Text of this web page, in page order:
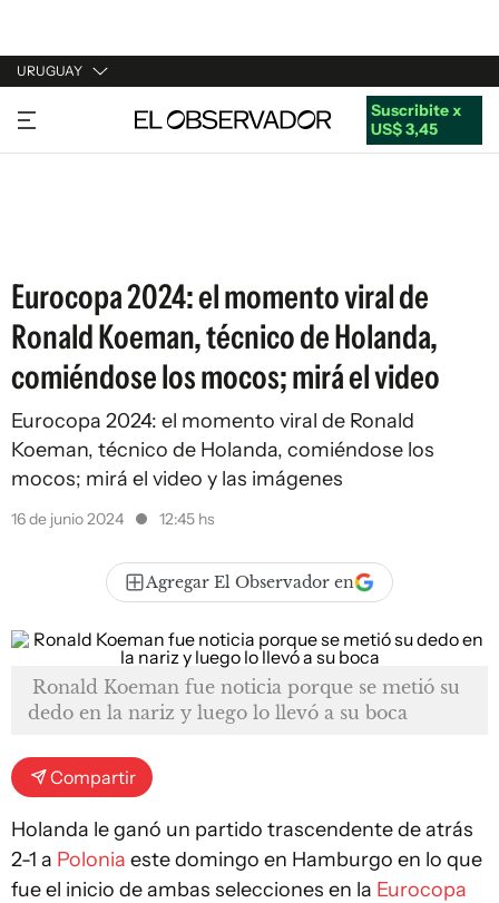
URUGUAY
URUGUAY
ARGENTINA
Suscribite x
US$ 3,45
Eurocopa 2024: el momento viral de
Ronald Koeman, técnico de Holanda,
comiéndose los mocos; mirá el video
Eurocopa 2024: el momento viral de Ronald
Koeman, técnico de Holanda, comiéndose los
mocos; mirá el video y las imágenes
16 de junio 2024 12:45 hs
Agregar El Observador en
Ronald Koeman fue noticia porque se metió su
dedo en la nariz y luego lo llevó a su boca
Compartir
Holanda le ganó un partido trascendente de atrás
2-1 a Polonia este domingo en Hamburgo en lo que
fue el inicio de ambas selecciones en la Eurocopa